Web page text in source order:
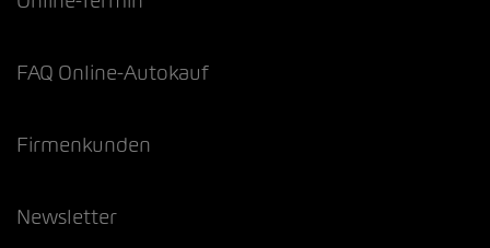
FAQ Online-Autokauf
Firmenkunden
Newsletter